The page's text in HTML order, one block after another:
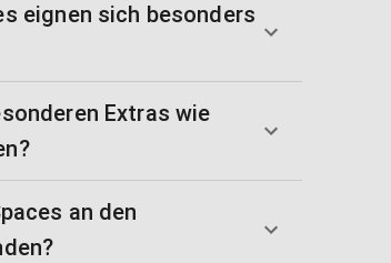
eignen sich besonders
Extras wie
an den